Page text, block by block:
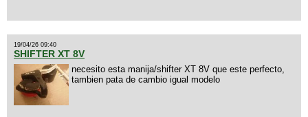
19/04/26 09:40
SHIFTER XT 8V
necesito esta manija/shifter XT 8V que este perfecto,
tambien pata de cambio igual modelo